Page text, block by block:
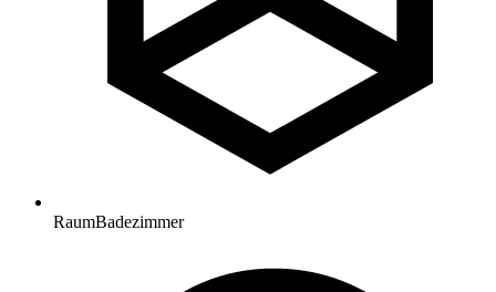
RaumBadezimmer